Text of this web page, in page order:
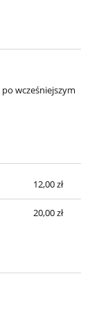
wcześniejszym
12,00 zł
20,00 zł